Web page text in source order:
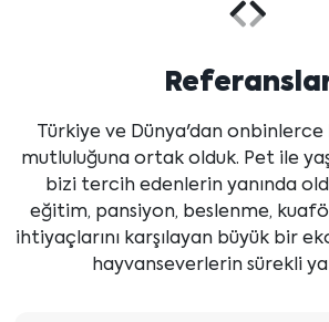
Önceki
Türkiye ve Dünya'dan
mutluluğuna ortak olduk. Pet ile
bizi tercih edenlerin yanında
eğitim, pansiyon, beslenme,
ihtiyaçlarını karşılayan büyük bir
hayvanseverlerin sürekli